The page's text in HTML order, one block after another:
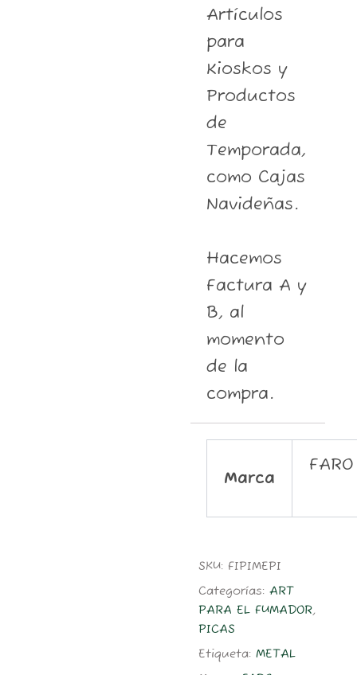
Artículos
para
Kioskos y
Productos
de
Temporada,
como Cajas
Navideñas.
Hacemos
Factura A y
B, al
momento
de la
compra.
Marca
FARO
SKU: FIPIMEPI
Categorías:ART
PARA EL FUMADOR,
PICAS
Etiqueta:METAL